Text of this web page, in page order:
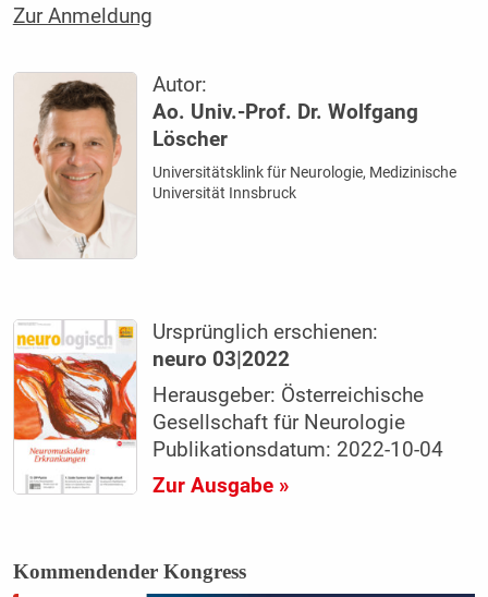
Zur Anmeldung
Autor:
Ao. Univ.-Prof. Dr. Wolfgang
Löscher
Universitätsklink für Neurologie, Medizinische
Universität Innsbruck
Ursprünglich erschienen:
neuro 03|2022
Herausgeber: Österreichische
Gesellschaft für Neurologie
Publikationsdatum: 2022-10-04
Zur Ausgabe »
Kommendender Kongress